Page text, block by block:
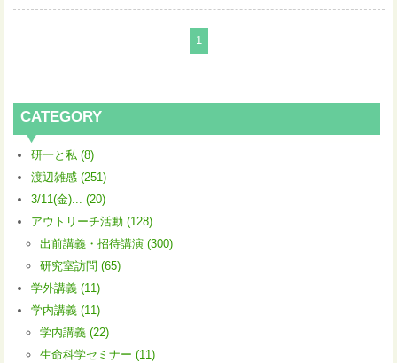
1
CATEGORY
研一と私 (8)
渡辺雑感 (251)
3/11(金)... (20)
アウトリーチ活動 (128)
出前講義・招待講演 (300)
研究室訪問 (65)
学外講義 (11)
学内講義 (11)
学内講義 (22)
生命科学セミナー (11)